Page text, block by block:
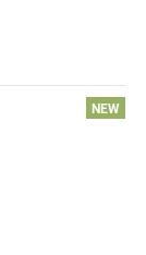
NEW